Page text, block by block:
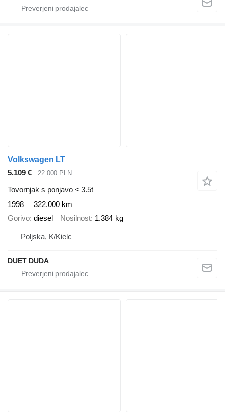
Volkswagen LT
5.109 €
22.000 PLN
Tovornjak s ponjavo < 3.5t
1998
322.000 km
Gorivo diesel Nosilnost 1.384 kg
Poljska, K/Kielc
DUET DUDA